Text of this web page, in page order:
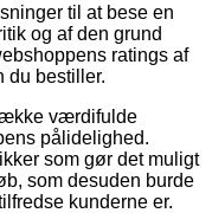
til at bese en
og af den grund
ratings af
du bestiller.
værdifulde
pålidelighed.
som gør det muligt
som desuden burde
kunderne er.